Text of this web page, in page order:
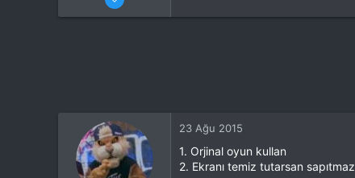
23 Ağu 2015
1. Orjinal oyun kullan
2. Ekranı temiz tutarsan sapıtmaz